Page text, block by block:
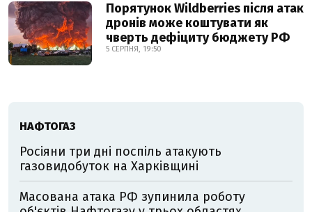
Порятунок Wildberries після атак
дронів може коштувати як
чверть дефіциту бюджету РФ
5 СЕРПНЯ, 19:50
НАФТОГАЗ
Росіяни три дні поспіль атакують
газовидобуток на Харківщині
Масована атака РФ зупинила роботу